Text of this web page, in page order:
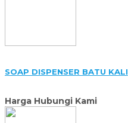
SOAP DISPENSER BATU KALI
Harga Hubungi Kami